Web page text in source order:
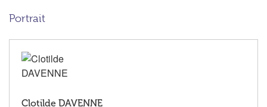
Portrait
Clotilde DAVENNE